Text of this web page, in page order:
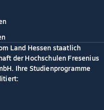
Land Hessen staatlich
der Hochschulen Fresenius
Ihre Studienprogramme